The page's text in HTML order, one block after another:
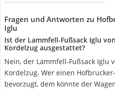
Fragen und Antworten zu
Iglu
Ist der Lammfell-Fußsack Iglu
Kordelzug ausgestattet?
Nein, der Lammfell-Fußsack Iglu
Kordelzug. Wer einen
bevorzugt, dem könnte der